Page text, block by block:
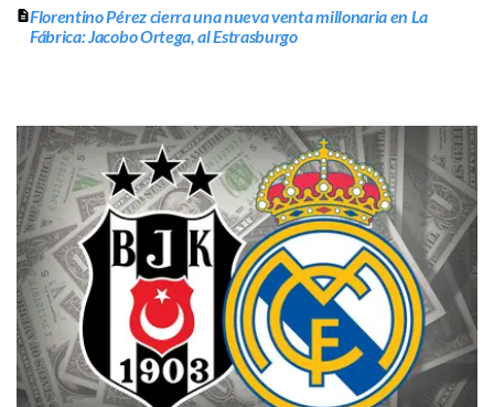
Florentino Pérez cierra una nueva venta millonaria en La
Fábrica: Jacobo Ortega, al Estrasburgo